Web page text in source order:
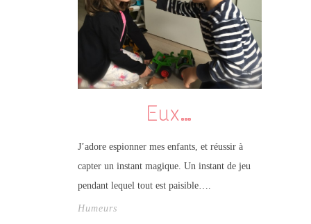
Eux…
J’adore espionner mes enfants, et réussir à
capter un instant magique. Un instant de jeu
pendant lequel tout est paisible….
Humeurs